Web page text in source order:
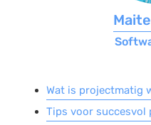
Marketing automation
Helpdesk
Wat is projectmatig
Tips voor succesvol